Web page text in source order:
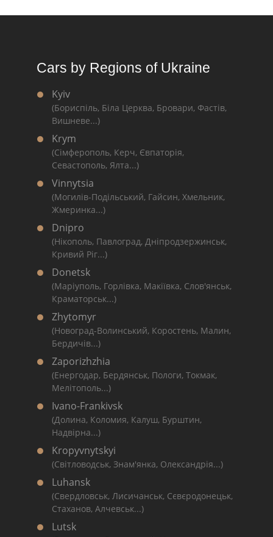
Cars by Regions of Ukraine
Kyiv
(Бориспіль, Біла Церква, Бровари, Фастів,
Вишневе...)
Krym
(Сімферополь, Керч, Євпаторія,
Севастополь, Ялта...)
Vinnytsia
(Могилів-Подільський, Гайсин, Хмельник,
Жмеринка...)
Dnipro
(Нікополь, Павлоград, Дніпродзержинськ,
Кривий Ріг...)
Donetsk
(Маріуполь, Горлівка, Макіївка, Слов'янськ,
Краматорськ...)
Zhytomyr
(Новоград-Волинський, Коростень, Малин,
Бердичів...)
Zaporizhzhia
(Енергодар, Бердянськ, Пологи, Токмак,
Мелітополь...)
Ivano-Frankivsk
(Долина, Коломия, Калуш, Бурштин,
Надвірна...)
Kropyvnytskyi
(Світловодськ, Знам'янка, Олександрія...)
Luhansk
(Свердловськ, Лисичанськ, Сєвєродонецьк,
Стаханов, Алчевськ...)
Lutsk